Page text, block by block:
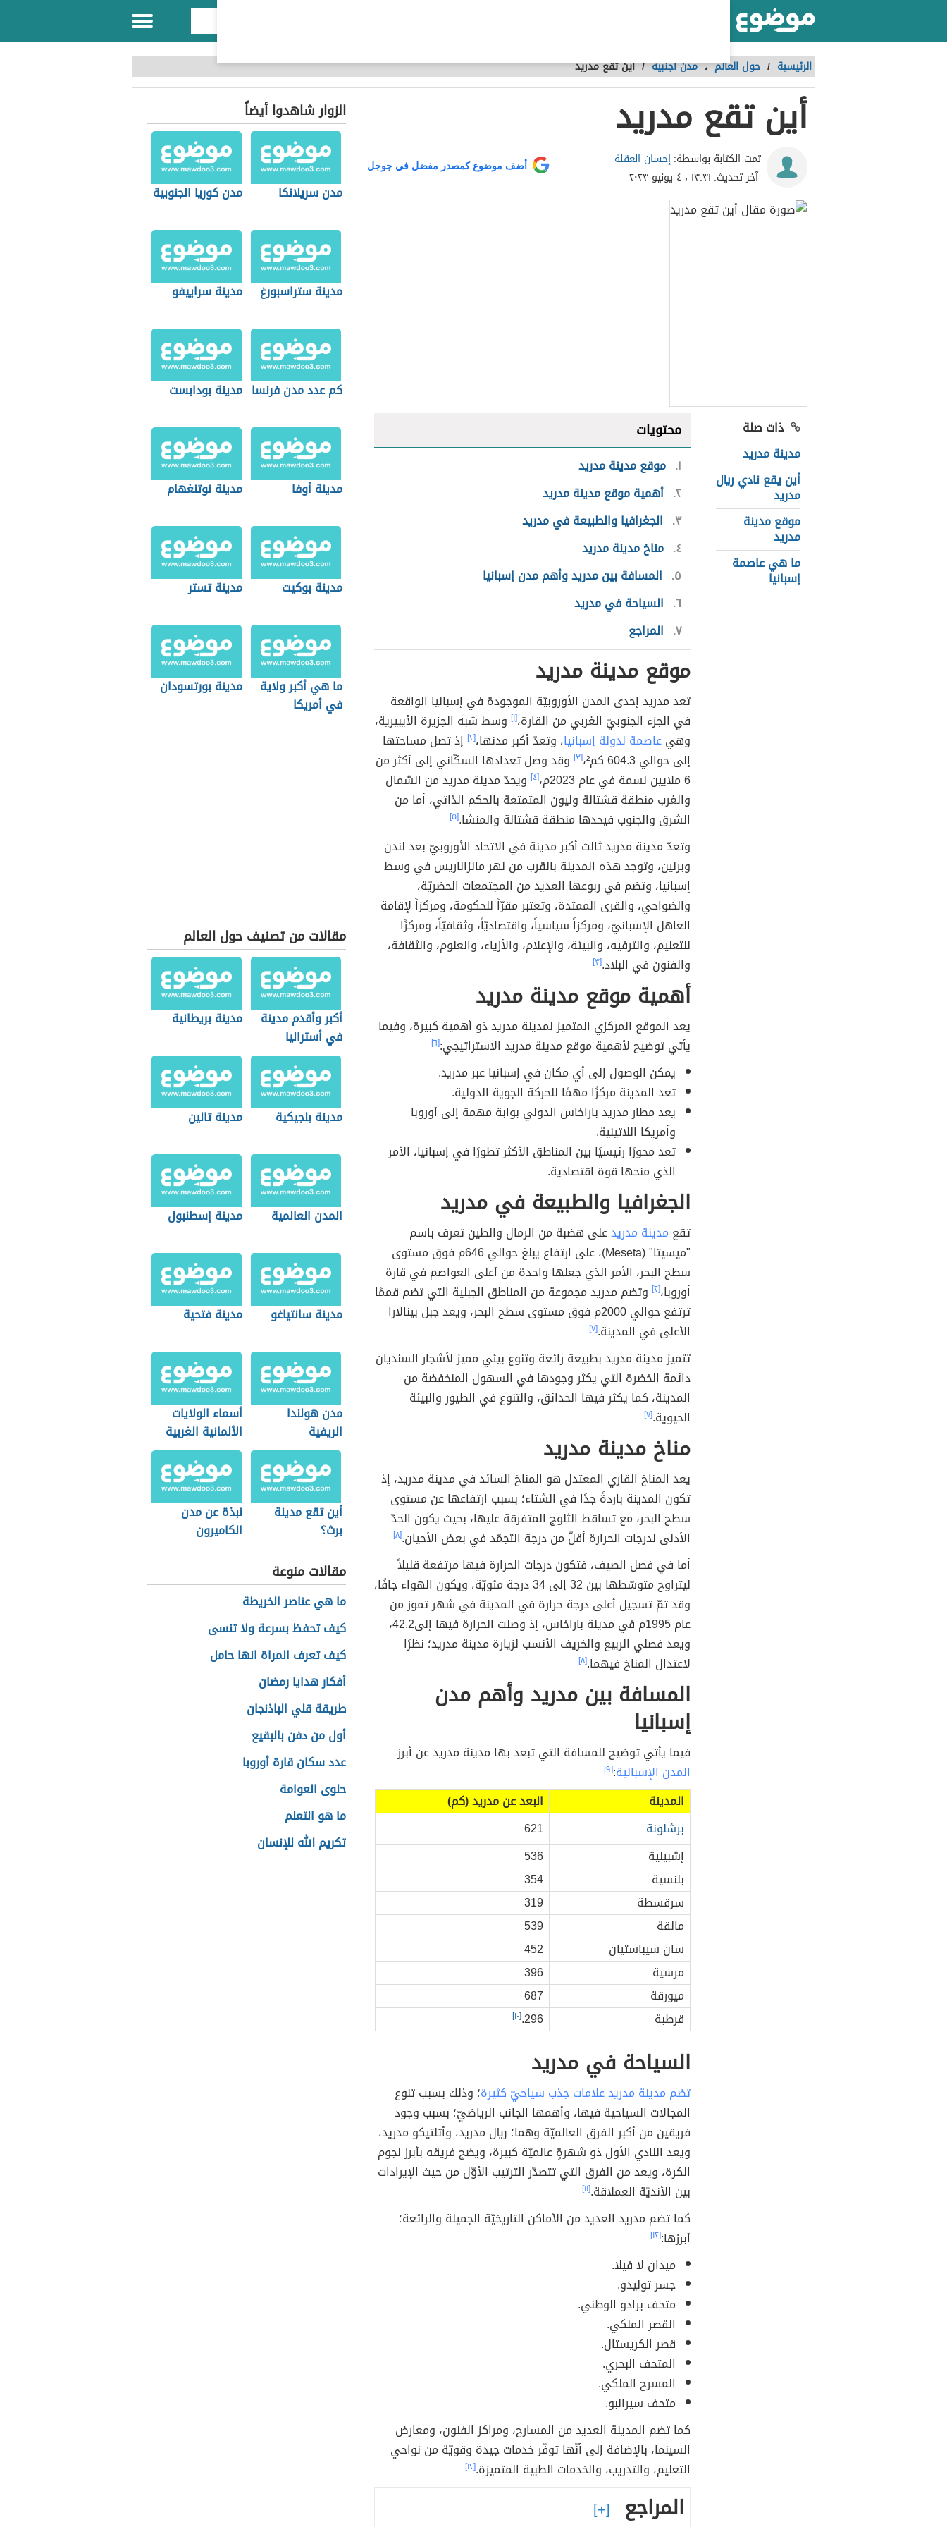
الرئيسية / حول العالم،مدن أجنبية /أين تقع مدريد
أين تقع مدريد
تمت الكتابة بواسطة:إحسان العقلة
آخر تحديث: ١٣:٣١ ، ٤ يونيو ٢٠٢٣
أضف موضوع كمصدر مفضل في جوجل
ذات صلة
مدينة مدريد
أين يقع نادي ريال
مدريد
موقع مدينة
مدريد
ما هي عاصمة
إسبانيا
محتويات
١ موقع مدينة مدريد
٢ أهمية موقع مدينة مدريد
٣ الجغرافيا والطبيعة في مدريد
٤ مناخ مدينة مدريد
٥ المسافة بين مدريد وأهم مدن إسبانيا
٦ السياحة في مدريد
٧ المراجع
موقع مدينة مدريد
تعد مدريد إحدى المدن الأوروبيّة الموجودة في إسبانيا الواقعة
في الجزء الجنوبيّ الغربي من القارة،[١] وسط شبه الجزيرة الأيبيرية،
وهيعاصمة لدولة إسبانيا، وتعدّ أكبر مدنها،[٢]
إذ تصل مساحتها
إلى حوالي 604.3 كم²،
[٣]
وقد وصل تعدادها السكّاني إلى أكثر من
6 ملايين نسمة في عام 2023م،
[٤]
ويحدّ مدينة مدريد من الشمال
والغرب منطقة قشتالة وليون المتمتعة بالحكم الذاتي، أما من
الشرق والجنوب فيحدها منطقة قشتالة والمنشا.[٥]
وتعدّ مدينة مدريد ثالث أكبر مدينة في الاتحاد الأوروبيّ بعد لندن
وبرلين، وتوجد هذه المدينة بالقرب من نهر مانزاناريس في وسط
إسبانيا، وتضم في ربوعها العديد من المجتمعات الحضريّة،
والضواحي، والقرى الممتدة، وتعتبر مقرّاً للحكومة، ومركزاً لإقامة
العاهل الإسبانيّ، ومركزاً سياسياً، واقتصاديّاً، وثقافيّاً، ومركزًا
للتعليم، والترفيه، والبيئة، والإعلام، والأزياء، والعلوم، والثقافة،
والفنون في البلاد.[٣]
أهمية موقع مدينة مدريد
يعد الموقع المركزي المتميز لمدينة مدريد ذو أهمية كبيرة، وفيما
يأتي توضيح لأهمية موقع مدينة مدريد الاستراتيجي:[٦]
يمكن الوصول إلى أي مكان في إسبانيا عبر مدريد.
تعد المدينة مركزًا مهمًا للحركة الجوية الدولية.
يعد مطار مدريد باراخاس الدولي بوابة مهمة إلى أوروبا
وأمريكا اللاتينية.
تعد محورًا رئيسيًا بين المناطق الأكثر تطورًا في إسبانيا، الأمر
الذي منحها قوة اقتصادية.
الجغرافيا والطبيعة في مدريد
تقع مدينة مدريدعلى هضبة من الرمال والطين تعرف باسم
"ميسيتا" (Meseta)، على ارتفاع يبلغ حوالي 646م فوق مستوى
سطح البحر، الأمر الذي جعلها واحدة من أعلى العواصم في قارة
أوروبا،[٢]
وتضم مدريد مجموعة من المناطق الجبلية التي تضم قممًا
ترتفع حوالي 2000م فوق مستوى سطح البحر، ويعد جبل بينالارا
الأعلى في المدينة.[٧]
تتميز مدينة مدريد بطبيعة رائعة وتنوع بيئي مميز لأشجار السنديان
دائمة الخضرة التي يكثر وجودها في السهول المنخفضة من
المدينة، كما يكثر فيها الحدائق، والتنوع في الطيور والبيئة
الحيوية.[٧]
مناخ مدينة مدريد
يعد المناخ القاري المعتدل هو المناخ السائد في مدينة مدريد، إذ
تكون المدينة باردةً جدًا في الشتاء؛ بسبب ارتفاعها عن مستوى
سطح البحر، مع تساقط الثلوج المتفرقة عليها، بحيث يكون الحدّ
الأدنى لدرجات الحرارة أقلّ من درجة التجمّد في بعض الأحيان.[٨]
أما في فصل الصيف، فتكون درجات الحرارة فيها مرتفعة قليلاً
ليتراوح متوسّطها بين 32 إلى 34 درجة مئويّة، ويكون الهواء جافًا،
وقد تمّ تسجيل أعلى درجة حرارة في المدينة في شهر تموز من
عام 1995م في مدينة باراخاس، إذ وصلت الحرارة فيها إلى42.2،
ويعد فصلي الربيع والخريف الأنسب لزيارة مدينة مدريد؛ نظرًا
لاعتدال المناخ فيهما.[٨]
المسافة بين مدريد وأهم مدن
إسبانيا
فيما يأتي توضيح للمسافة التي تبعد بها مدينة مدريد عن أبرز
المدن الإسبانية:[٩]
المدينة
البعد عن مدريد (كم)
برشلونة
621
إشبيلية
536
بلنسية
354
سرقسطة
319
مالقة
539
سان سيباستيان
452
مرسية
396
ميورقة
687
قرطبة
296.[١٠]
السياحة في مدريد
تضم مدينة مدريد علامات جذب سياحيّ كثيرة؛ وذلك بسبب تنوع
المجالات السياحية فيها، وأهمها الجانب الرياضيّ؛ بسبب وجود
فريقين من أكبر الفرق العالميّة وهما؛ ريال مدريد، وأتلتيكو مدريد،
ويعد النادي الأول ذو شهرةٍ عالميّة كبيرة، ويضج فريقه بأبرز نجوم
الكرة، ويعد من الفرق التي تتصدّر الترتيب الأوّل من حيث الإيرادات
بين الأنديّة العملاقة.[١١]
كما تضم مدريد العديد من الأماكن التاريخيّة الجميلة والرائعة؛
أبرزها:[١٢]
ميدان لا فيلا.
جسر توليدو.
متحف برادو الوطني.
القصر الملكي.
قصر الكريستال.
المتحف البحري.
المسرح الملكي.
متحف سيرالبو.
كما تضم المدينة العديد من المسارح، ومراكز الفنون، ومعارض
السينما، بالإضافة إلى أنّها توفّر خدمات جيدة وقويّة من نواحي
التعليم، والتدريب، والخدمات الطبية المتميزة.[١٢]
المراجع
الزوار شاهدوا أيضاً
مدن سريلانكا مدن كوريا الجنوبية
مدينة ستراسبورغ مدينة سراييفو
كم عدد مدن فرنسا مدينة بودابست
مدينة أوفا مدينة نوتنغهام
مدينة بوكيت مدينة تستر
ما هي أكبر ولاية
في أمريكا
مدينة بورتسودان
مقالات من تصنيف حول العالم
أكبر وأقدم مدينة
في أستراليا
مدينة بريطانية
مدينة بلجيكية مدينة تالين
المدن العالمية مدينة إسطنبول
مدينة سانتياغو مدينة فتحية
مدن هولندا
الريفية
أسماء الولايات
الألمانية الغربية
أين تقع مدينة
برث؟
نبذة عن مدن
الكاميرون
مقالات منوعة
ما هي عناصر الخريطة
كيف تحفظ بسرعة ولا تنسى
كيف تعرف المراة انها حامل
أفكار هدايا رمضان
طريقة قلي الباذنجان
أول من دفن بالبقيع
عدد سكان قارة أوروبا
حلوى العوامة
ما هو التعلم
تكريم الله للإنسان